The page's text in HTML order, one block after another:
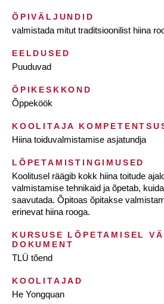
ÕPIVÄLJUNDID
valmistada mitut traditsioonilist hiina
EELDUSED
Puuduvad
ÕPIKESKKOND
Õppeköök
KOOLITAJA
Hiina toiduvalmistamise asjatundja
LÕPETAMISTINGIMUSED
Koolitusel räägib kokk hiina toitude
valmistamise tehnikaid ja õpetab,
saavutada. Õpitoas õpitakse
erinevat hiina rooga.
KURSUSE LÕPETAMISEL
DOKUMENT
TLÜ tõend
KOOLITAJAD
He Yongquan